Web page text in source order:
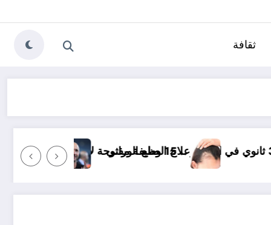
ثقافة
علاج الصلع الوراثي بين أمين غويري جمال بلماضي و أحمد بن بلة